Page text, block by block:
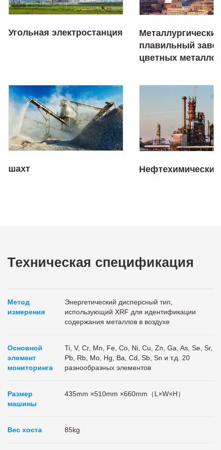
Угольная электростанция
плавильный
цветных
шахт
Техническая спецификация
Метод
измерения
Энергетический дисперсный тип,
использующий XRF для идентификации
содержания металлов в воздухе
Основной
элемент
мониторинга
Ti, V, Cr, Mn, Fe, Co, Ni, Cu, Zn, Ga, As, Se, Sr,
Pb, Rb, Mo, Hg, Ba, Cd, Sb, Sn и т.д. 20
разнообразных элементов
Размер
машины
435mm ×510mm ×660mm（L×W×H）
Вес хоста 85kg